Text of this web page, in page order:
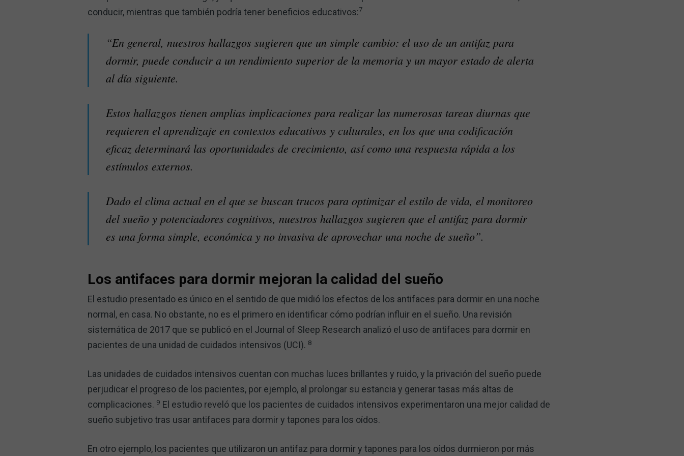
conducir, mientras que también podría tener beneficios educativos:7
“En general, nuestros hallazgos sugieren que un simple cambio: el uso de un antifaz para
dormir, puede conducir a un rendimiento superior de la memoria y un mayor estado de alerta
al día siguiente.
Estos hallazgos tienen amplias implicaciones para realizar las numerosas tareas diurnas que
requieren el aprendizaje en contextos educativos y culturales, en los que una codificación
eficaz determinará las oportunidades de crecimiento, así como una respuesta rápida a los
estímulos externos.
Dado el clima actual en el que se buscan trucos para optimizar el estilo de vida, el monitoreo
del sueño y potenciadores cognitivos, nuestros hallazgos sugieren que el antifaz para dormir
es una forma simple, económica y no invasiva de aprovechar una noche de sueño”.
Los antifaces para dormir mejoran la calidad del sueño
El estudio presentado es único en el sentido de que midió los efectos de los antifaces para dormir en una noche
normal, en casa. No obstante, no es el primero en identificar cómo podrían influir en el sueño. Una revisión
sistemática de 2017 que se publicó en el Journal of Sleep Research analizó el uso de antifaces para dormir en
pacientes de una unidad de cuidados intensivos (UCI). 8
Las unidades de cuidados intensivos cuentan con muchas luces brillantes y ruido, y la privación del sueño puede
perjudicar el progreso de los pacientes, por ejemplo, al prolongar su estancia y generar tasas más altas de
complicaciones. 9 El estudio reveló que los pacientes de cuidados intensivos experimentaron una mejor calidad de
sueño subjetivo tras usar antifaces para dormir y tapones para los oídos.
En otro ejemplo, los pacientes que utilizaron un antifaz para dormir y tapones para los oídos durmieron por más